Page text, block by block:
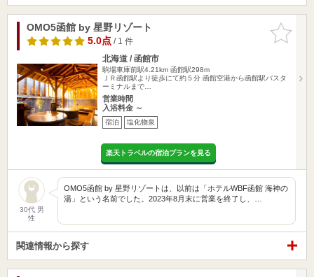
お気に入
りに追加
OMO5函館 by 星野リゾート
5.0点/ 1 件
北海道 / 函館市
駒場車庫前駅4.21km 函館駅298m
ＪＲ函館駅より徒歩にて約５分 函館空港から函館駅バスタ
ーミナルまで…
営業時間
入浴料金 ～
宿泊 塩化物泉
楽天トラベルの宿泊プランを見る
30代 男
性
OMO5函館 by 星野リゾートは、以前は「ホテルWBF函館 海神の
湯」という名前でした。2023年8月末に営業を終了し、…
関連情報から探す